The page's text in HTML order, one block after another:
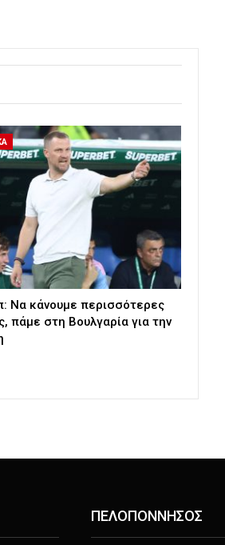
Να κάνουμε περισσότερες
πάμε στη Βουλγαρία για την
ΠΕΛΟΠΟΝΝΗΣΟΣ